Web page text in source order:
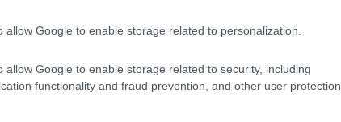
allow Google to enable storage related to personalization.
allow Google to enable storage related to security, including
functionality and fraud prevention, and other user protection.
no official confirmation on